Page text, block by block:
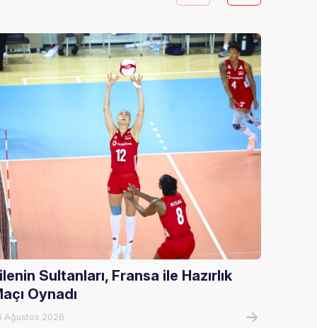
Sultanları, Fransa ile Hazırlık
Oynadı
Ağustos 2026